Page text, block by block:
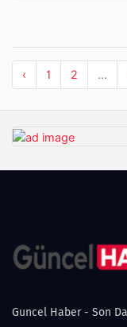
‹ 1 2 ...
Guncel Haber - Son